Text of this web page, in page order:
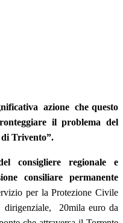
azione che questo
il problema del
di Trivento”.
consigliere regionale e
consiliare permanente
per la Protezione Civile
dirigenziale, 20mila euro da